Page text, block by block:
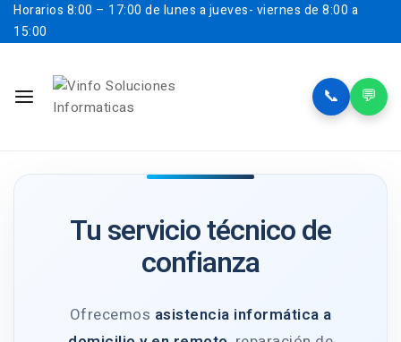
Horarios 8:00 – 17:00 de lunes a jueves- viernes de 8:00 a
15:00
📞 💬
Tu servicio técnico de
confianza
Ofrecemos asistencia informática a